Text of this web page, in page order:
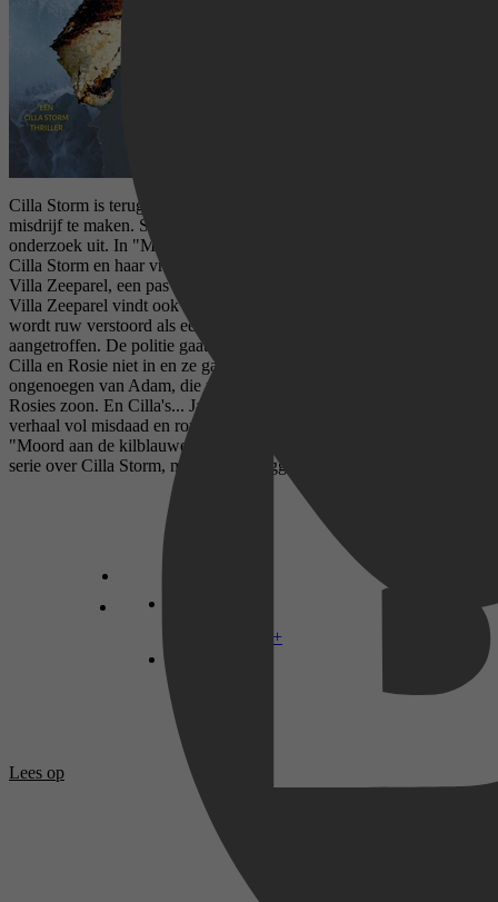
Disney+
Cilla Storm is terug op het eiland Bullholmen en krijgt weer met een
misdrijf te maken. Samen met haar vriendin Rosie gaat ze op
onderzoek uit. In "Moord aan de kilblauwe najaarszee" genieten
Cilla Storm en haar vriendin Rosie van een wellnessarrangement in
Villa Zeeparel, een pas geopend hotel op het eiland Bullholmen. In
Villa Zeeparel vindt ook een trouwfeest plaats. De feestvreugde
wordt ruw verstoord als een van de bruiloftsgasten dood wordt
aangetroffen. De politie gaat uit van een ongeval, maar daar geloven
Cilla en Rosie niet in en ze gaan zelf op onderzoek uit. Tot
ongenoegen van Adam, die niet alleen politieman is, maar ook
Rosies zoon. En Cilla's... Ja, wat is hij eigenlijk van Cilla? Een
verhaal vol misdaad en romantiek op een stormachtig eiland.
"Moord aan de kilblauwe najaarszee'" is het tweede deel van de
serie over Cilla Storm, misdaadverslaggever.
Lees op